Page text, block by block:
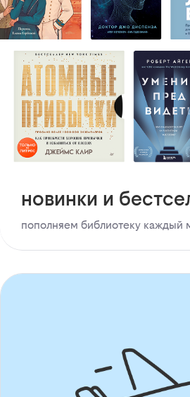
новинки и
пополняем библиотеку каждый